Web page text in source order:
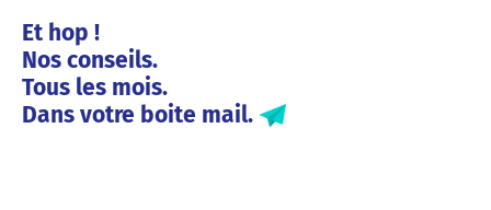
Et hop !
Nos conseils.
Tous les mois.
Dans votre boite mail.